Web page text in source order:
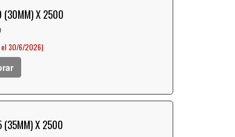
(30MM) X 2500
el 30/6/2026)
(35MM) X 2500